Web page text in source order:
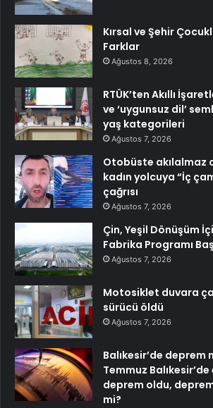
Kırsal ve Şehir
Farklar
Ağustos 8, 2026
RTÜK’ten Akıllı
ve ‘uygunsuz dil’
yaş kategorileri
Ağustos 7, 2026
Otobüste akılalmaz
kadın yolcuya “İç
çağrısı
Ağustos 7, 2026
Çin, Yeşil Dönüşüm
Fabrika Programı
Ağustos 7, 2026
Motosiklet duvara
sürücü öldü
Ağustos 7, 2026
Balıkesir’de deprem
Temmuz
deprem oldu,
mi?